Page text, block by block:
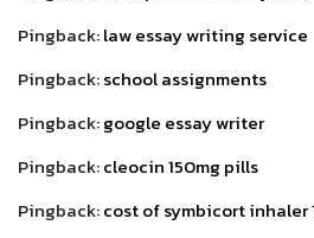
Pingback:law essay writing service
Pingback:school assignments
Pingback:google essay writer
Pingback:cleocin 150mg pills
Pingback:cost of symbicort inhaler